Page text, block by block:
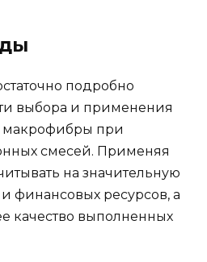
подробно
выбора и применения
при
смесей. Применяя
на значительную
финансовых ресурсов, а
качество выполненных